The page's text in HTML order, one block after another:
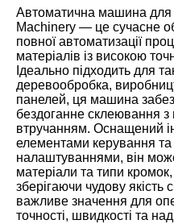
Автоматична машина для
Machinery — це сучасне
повної автоматизації
матеріалів із високою
Ідеально підходить для
деревообробка,
панелей, ця машина
бездоганне склеювання
втручанням. Оснащений
елементами керування
налаштуваннями, він
матеріали та типи
зберігаючи чудову
важливе значення для
точності, швидкості та